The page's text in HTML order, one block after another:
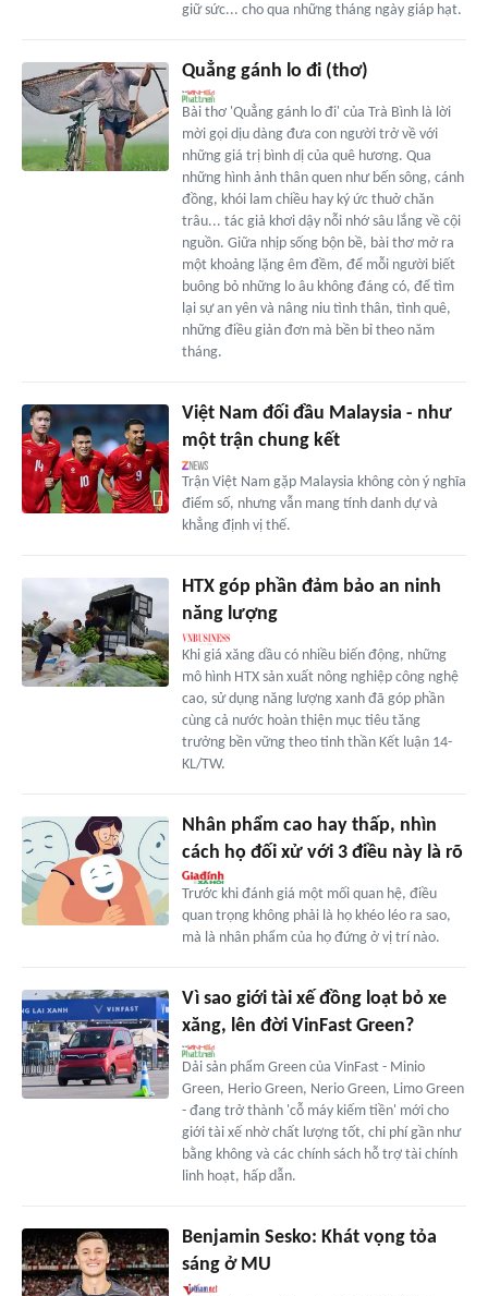
giữ sức... cho qua những tháng ngày giáp hạt.
Quẳng gánh lo đi (thơ)
Bài thơ 'Quẳng gánh lo đi' của Trà Bình là lời
mời gọi dịu dàng đưa con người trở về với
những giá trị bình dị của quê hương. Qua
những hình ảnh thân quen như bến sông, cánh
đồng, khói lam chiều hay ký ức thuở chăn
trâu... tác giả khơi dậy nỗi nhớ sâu lắng về cội
nguồn. Giữa nhịp sống bộn bề, bài thơ mở ra
một khoảng lặng êm đềm, để mỗi người biết
buông bỏ những lo âu không đáng có, để tìm
lại sự an yên và nâng niu tình thân, tình quê,
những điều giản đơn mà bền bỉ theo năm
tháng.
Việt Nam đối đầu Malaysia - như
một trận chung kết
Trận Việt Nam gặp Malaysia không còn ý nghĩa
điểm số, nhưng vẫn mang tính danh dự và
khẳng định vị thế.
HTX góp phần đảm bảo an ninh
năng lượng
Khi giá xăng dầu có nhiều biến động, những
mô hình HTX sản xuất nông nghiệp công nghệ
cao, sử dụng năng lượng xanh đã góp phần
cùng cả nước hoàn thiện mục tiêu tăng
trưởng bền vững theo tinh thần Kết luận 14-
KL/TW.
Nhân phẩm cao hay thấp, nhìn
cách họ đối xử với 3 điều này là rõ
Trước khi đánh giá một mối quan hệ, điều
quan trọng không phải là họ khéo léo ra sao,
mà là nhân phẩm của họ đứng ở vị trí nào.
Vì sao giới tài xế đồng loạt bỏ xe
xăng, lên đời VinFast Green?
Dải sản phẩm Green của VinFast - Minio
Green, Herio Green, Nerio Green, Limo Green
- đang trở thành 'cỗ máy kiếm tiền' mới cho
giới tài xế nhờ chất lượng tốt, chi phí gần như
bằng không và các chính sách hỗ trợ tài chính
linh hoạt, hấp dẫn.
Benjamin Sesko: Khát vọng tỏa
sáng ở MU